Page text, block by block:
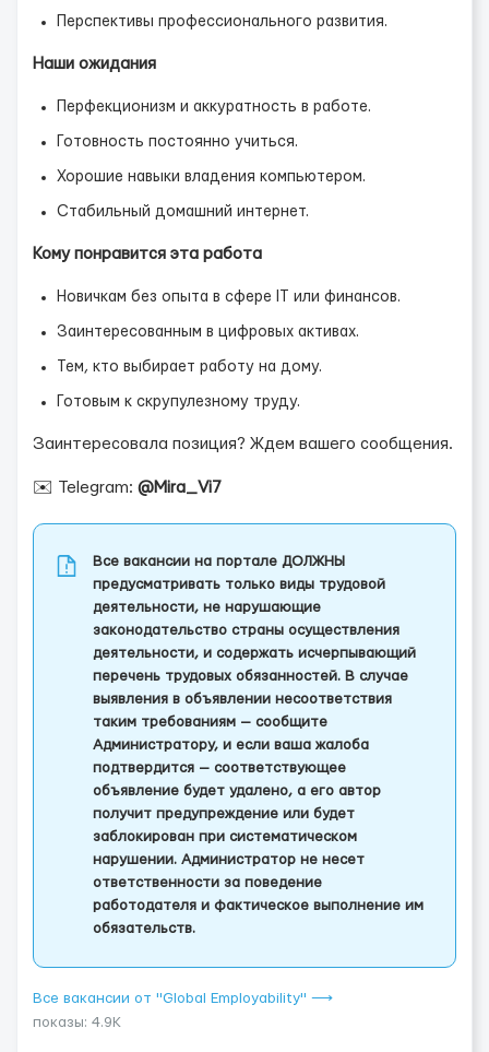
Перспективы профессионального развития.
Наши ожидания
Перфекционизм и аккуратность в работе.
Готовность постоянно учиться.
Хорошие навыки владения компьютером.
Стабильный домашний интернет.
Кому понравится эта работа
Новичкам без опыта в сфере IT или финансов.
Заинтересованным в цифровых активах.
Тем, кто выбирает работу на дому.
Готовым к скрупулезному труду.
Заинтересовала позиция? Ждем вашего сообщения.
✉️ Telegram: @Mira_Vi7
Все вакансии на портале ДОЛЖНЫ
предусматривать только виды трудовой
деятельности, не нарушающие
законодательство страны осуществления
деятельности, и содержать исчерпывающий
перечень трудовых обязанностей. В случае
выявления в объявлении несоответствия
таким требованиям — сообщите
Администратору, и если ваша жалоба
подтвердится — соответствующее
объявление будет удалено, а его автор
получит предупреждение или будет
заблокирован при систематическом
нарушении. Администратор не несет
ответственности за поведение
работодателя и фактическое выполнение им
обязательств.
Все вакансии от "Global Employability" ⟶
показы: 4.9K